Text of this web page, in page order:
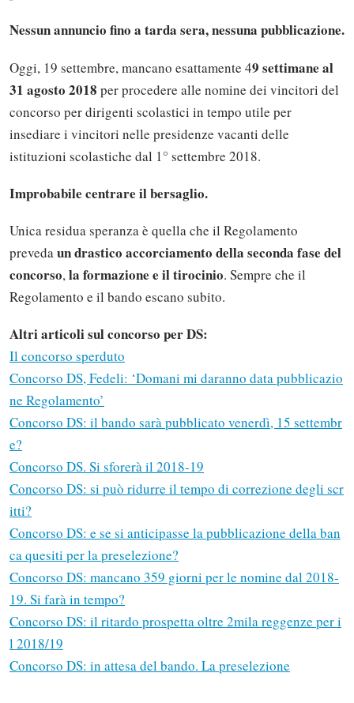
Nessun annuncio fino a tarda sera, nessuna pubblicazione.
Oggi, 19 settembre, mancano esattamente 49 settimane al
31 agosto 2018 per procedere alle nomine dei vincitori del
concorso per dirigenti scolastici in tempo utile per
insediare i vincitori nelle presidenze vacanti delle
istituzioni scolastiche dal 1° settembre 2018.
Improbabile centrare il bersaglio.
Unica residua speranza è quella che il Regolamento
prevedaun drastico accorciamento della seconda fase del
concorso,la formazione e il tirocinio. Sempre che il
Regolamento e il bando escano subito.
Altri articoli sul concorso per DS:
Il concorso sperduto
Concorso DS, Fedeli: ‘Domani mi daranno data pubblicazio
ne Regolamento’
Concorso DS: il bando sarà pubblicato venerdì, 15 settembr
e?
Concorso DS. Si sforerà il 2018-19
Concorso DS: si può ridurre il tempo di correzione degli scr
itti?
Concorso DS: e se si anticipasse la pubblicazione della ban
ca quesiti per la preselezione?
Concorso DS: mancano 359 giorni per le nomine dal 2018-
19. Si farà in tempo?
Concorso DS: il ritardo prospetta oltre 2mila reggenze per i
l 2018/19
Concorso DS: in attesa del bando. La preselezione